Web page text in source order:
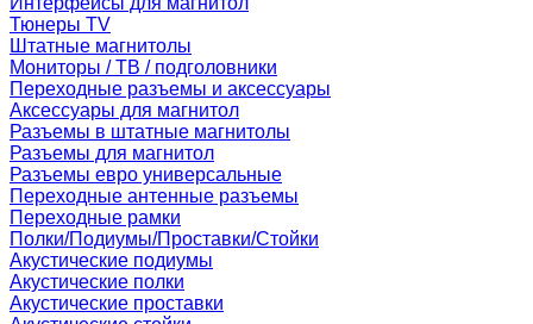
Тюнеры TV
Штатные магнитолы
Мониторы / ТВ / подголовники
Переходные разъемы и аксессуары
Аксессуары для магнитол
Разъемы в штатные магнитолы
Разъемы для магнитол
Разъемы евро универсальные
Переходные антенные разъемы
Переходные рамки
Полки/Подиумы/Проставки/Стойки
Акустические подиумы
Акустические полки
Акустические проставки